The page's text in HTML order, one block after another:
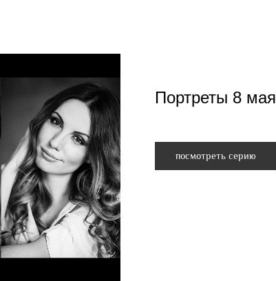
Портреты 8 мая
посмотреть серию